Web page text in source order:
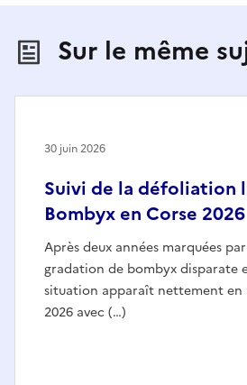
Sur le même
Suivi de la défoliation
Bombyx en Corse 2026
Après deux années marquées
gradation de bombyx disparate
situation apparaît nettement en
2026 avec (…)
30 juin 2026